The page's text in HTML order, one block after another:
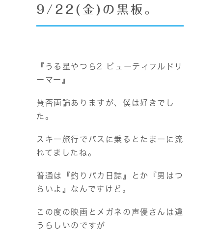
9/22(金)の黒板。
『うる星やつら2 ビューティフルドリ
ーマー』
賛否両論ありますが、僕は好きでし
た。
スキー旅行でバスに乗るとたまーに流
れてましたね。
普通は『釣りバカ日誌』とか『男はつ
らいよ』なんですけど。
この度の映画とメガネの声優さんは違
うらしいのですが